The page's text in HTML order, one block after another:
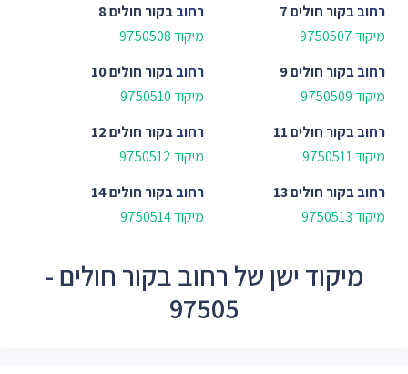
רחובבקור חולים 7
מיקוד 9750507
רחובבקור חולים 8
מיקוד 9750508
רחובבקור חולים 9
מיקוד 9750509
רחובבקור חולים 10
מיקוד 9750510
רחובבקור חולים 11
מיקוד 9750511
רחובבקור חולים 12
מיקוד 9750512
רחובבקור חולים 13
מיקוד 9750513
רחובבקור חולים 14
מיקוד 9750514
מיקוד ישן של רחוב בקור חולים -
97505